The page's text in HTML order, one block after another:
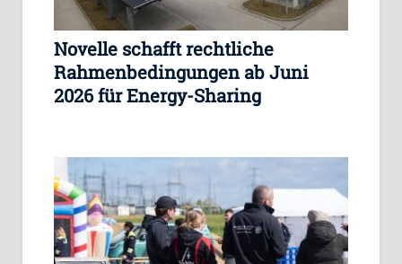
Novelle schafft rechtliche
Rahmenbedingungen ab Juni
2026 für Energy-Sharing